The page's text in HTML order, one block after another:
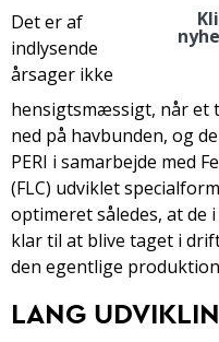
Det er af
indlysende
årsager ikke
hensigtsmæssigt, når
ned på havbunden, og
PERI i samarbejde med
(FLC) udviklet
optimeret således, at
klar til at blive taget i
den egentlige
LANG